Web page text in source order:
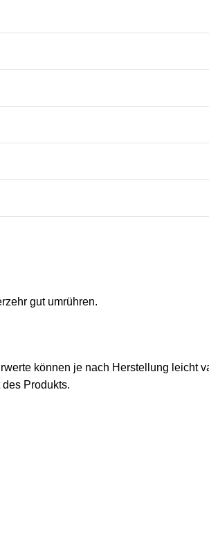
gut umrühren.
können je nach Herstellung leicht
Produkts.